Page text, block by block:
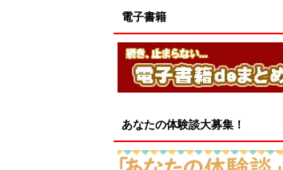
電子書籍
あなたの体験談大募集！